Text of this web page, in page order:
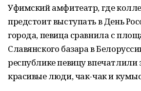
Уфимский амфитеатр, где
предстоит выступать в День
города, певица сравнила с
Славянского базара в
республике певицу
красивые люди, чак-чак и